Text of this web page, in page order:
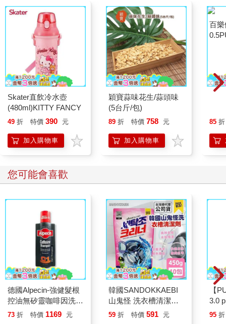
Skater直飲冷水壺
(480ml)KITTY FANCY
49 折 特價 390 元
加入購物車
穎寶蒜味花生/蒜頭味
(5台斤/包)
89 折 特價 758 元
加入購物車
量)
85 折
您可能會喜歡
德國Alpecin-強健髮根
控油無矽靈咖啡因洗髮
凝露375ml/瓶-C1強健
73 折 特價 1169 元
韓國SANDOKKAEBI
山鬼怪 洗衣槽清潔劑
450公克-10包組
59 折 特價 591 元
【
3.0
黑
95 折